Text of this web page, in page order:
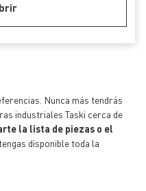
Nunca más tendrás
industriales Taski cerca de
la lista de piezas o el
tengas disponible toda la